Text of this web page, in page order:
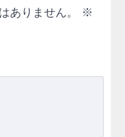
ありません。
※